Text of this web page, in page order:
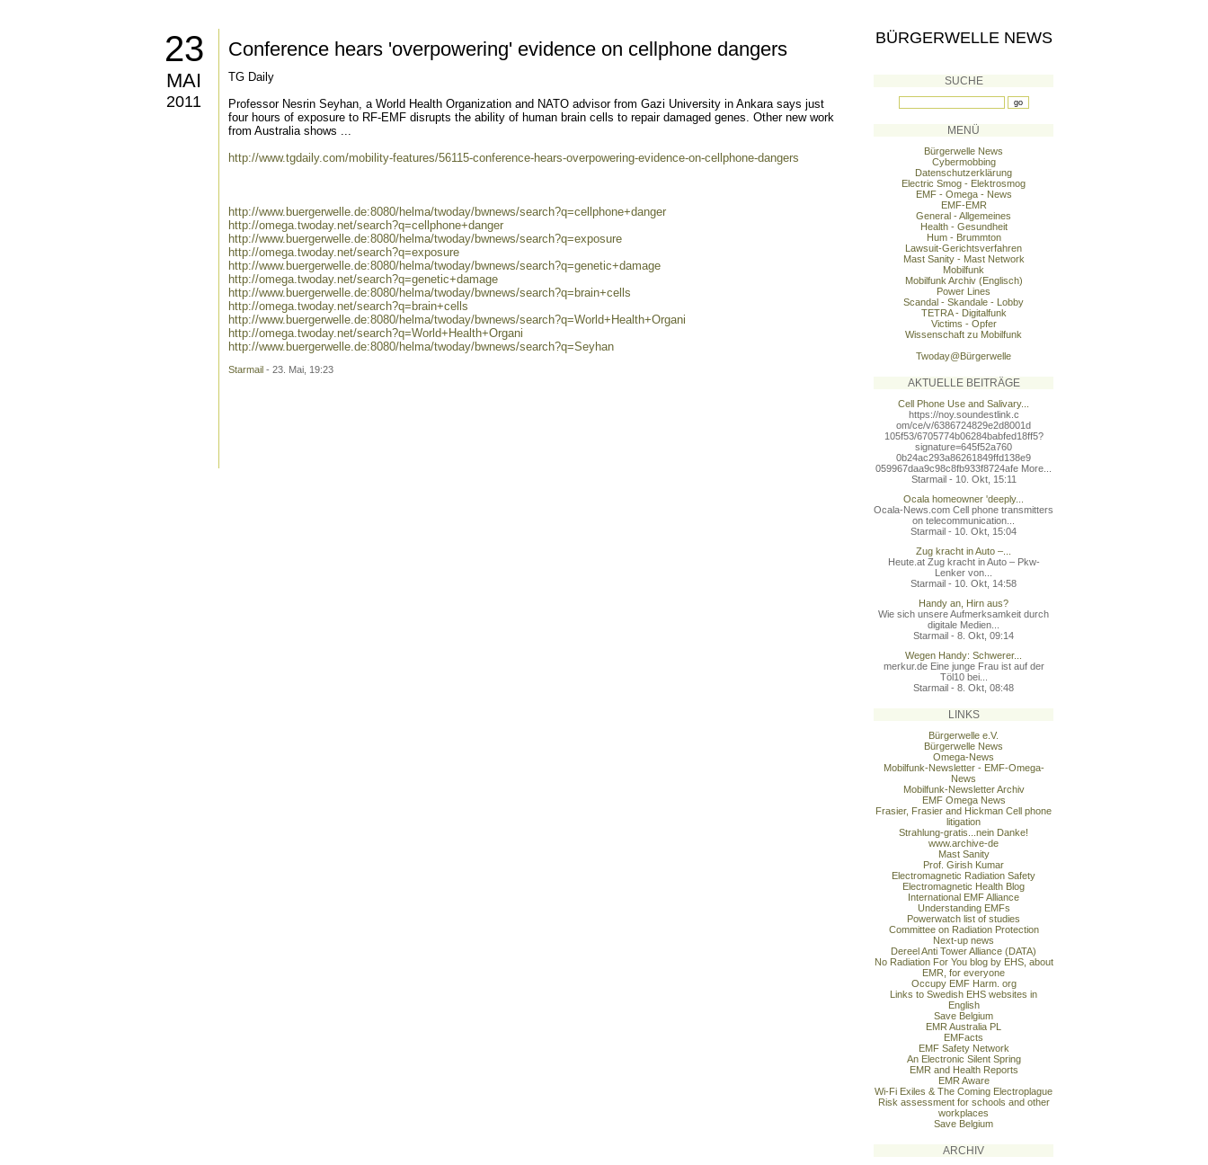
23
MAI
2011
Conference hears 'overpowering' evidence on cellphone dangers
TG Daily
Professor Nesrin Seyhan, a World Health Organization and NATO advisor from Gazi University in Ankara says just
four hours of exposure to RF-EMF disrupts the ability of human brain cells to repair damaged genes. Other new work
from Australia shows ...
http://www.tgdaily.com/mobility-features/56115-conference-hears-overpowering-evidence-on-cellphone-dangers
http://www.buergerwelle.de:8080/helma/twoday/bwnews/search?q=cellphone+danger
http://omega.twoday.net/search?q=cellphone+danger
http://www.buergerwelle.de:8080/helma/twoday/bwnews/search?q=exposure
http://omega.twoday.net/search?q=exposure
http://www.buergerwelle.de:8080/helma/twoday/bwnews/search?q=genetic+damage
http://omega.twoday.net/search?q=genetic+damage
http://www.buergerwelle.de:8080/helma/twoday/bwnews/search?q=brain+cells
http://omega.twoday.net/search?q=brain+cells
http://www.buergerwelle.de:8080/helma/twoday/bwnews/search?q=World+Health+Organi
http://omega.twoday.net/search?q=World+Health+Organi
http://www.buergerwelle.de:8080/helma/twoday/bwnews/search?q=Seyhan
Starmail - 23. Mai, 19:23
BÜRGERWELLE NEWS
SUCHE
MENÜ
Bürgerwelle News
Cybermobbing
Datenschutzerklärung
Electric Smog - Elektrosmog
EMF - Omega - News
EMF-EMR
General - Allgemeines
Health - Gesundheit
Hum - Brummton
Lawsuit-Gerichtsverfahren
Mast Sanity - Mast Network
Mobilfunk
Mobilfunk Archiv (Englisch)
Power Lines
Scandal - Skandale - Lobby
TETRA - Digitalfunk
Victims - Opfer
Wissenschaft zu Mobilfunk
Twoday@Bürgerwelle
AKTUELLE BEITRÄGE
Cell Phone Use and Salivary...
https://noy.soundestlink.c
om/ce/v/6386724829e2d8001d
105f53/6705774b06284babfed18ff5?
signature=645f52a760
0b24ac293a86261849ffd138e9
059967daa9c98c8fb933f8724afe More...
Starmail - 10. Okt, 15:11
Ocala homeowner 'deeply...
Ocala-News.com Cell phone transmitters
on telecommunication...
Starmail - 10. Okt, 15:04
Zug kracht in Auto –...
Heute.at Zug kracht in Auto – Pkw-
Lenker von...
Starmail - 10. Okt, 14:58
Handy an, Hirn aus?
Wie sich unsere Aufmerksamkeit durch
digitale Medien...
Starmail - 8. Okt, 09:14
Wegen Handy: Schwerer...
merkur.de Eine junge Frau ist auf der
Töl10 bei...
Starmail - 8. Okt, 08:48
LINKS
Bürgerwelle e.V.
Bürgerwelle News
Omega-News
Mobilfunk-Newsletter - EMF-Omega-
News
Mobilfunk-Newsletter Archiv
EMF Omega News
Frasier, Frasier and Hickman Cell phone
litigation
Strahlung-gratis...nein Danke!
www.archive-de
Mast Sanity
Prof. Girish Kumar
Electromagnetic Radiation Safety
Electromagnetic Health Blog
International EMF Alliance
Understanding EMFs
Powerwatch list of studies
Committee on Radiation Protection
Next-up news
Dereel Anti Tower Alliance (DATA)
No Radiation For You blog by EHS, about
EMR, for everyone
Occupy EMF Harm. org
Links to Swedish EHS websites in
English
Save Belgium
EMR Australia PL
EMFacts
EMF Safety Network
An Electronic Silent Spring
EMR and Health Reports
EMR Aware
Wi-Fi Exiles & The Coming Electroplague
Risk assessment for schools and other
workplaces
Save Belgium
ARCHIV